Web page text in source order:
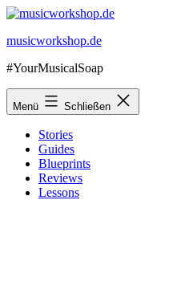
Zum
springen
musicworkshop.de
#YourMusicalSoap
Menü Schließen
Stories
Guides
Blueprints
Reviews
Lessons